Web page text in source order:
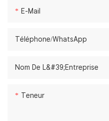
E-Mail
Téléphone/WhatsApp
Nom De L&#39;entreprise
Teneur